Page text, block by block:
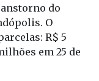
do
O
R$ 5
em 25 de